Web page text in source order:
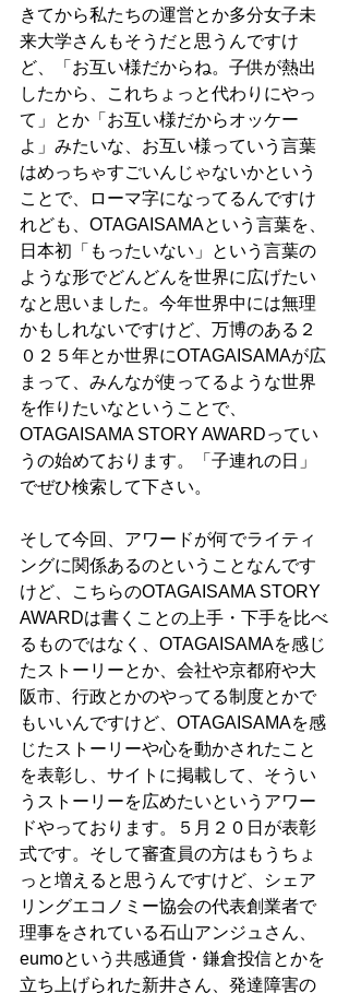
きてから私たちの運営とか多分女子未
来大学さんもそうだと思うんですけ
ど、「お互い様だからね。子供が熱出
したから、これちょっと代わりにやっ
て」とか「お互い様だからオッケー
よ」みたいな、お互い様っていう言葉
はめっちゃすごいんじゃないかという
ことで、ローマ字になってるんですけ
れども、OTAGAISAMAという言葉を、
日本初「もったいない」という言葉の
ような形でどんどんを世界に広げたい
なと思いました。今年世界中には無理
かもしれないですけど、万博のある２
０２５年とか世界にOTAGAISAMAが広
まって、みんなが使ってるような世界
を作りたいなということで、
OTAGAISAMA STORY AWARDってい
うの始めております。「子連れの日」
でぜひ検索して下さい。
そして今回、アワードが何でライティ
ングに関係あるのということなんです
けど、こちらのOTAGAISAMA STORY
AWARDは書くことの上手・下手を比べ
るものではなく、OTAGAISAMAを感じ
たストーリーとか、会社や京都府や大
阪市、行政とかのやってる制度とかで
もいいんですけど、OTAGAISAMAを感
じたストーリーや心を動かされたこと
を表彰し、サイトに掲載して、そうい
うストーリーを広めたいというアワー
ドやっております。５月２０日が表彰
式です。そして審査員の方はもうちょ
っと増えると思うんですけど、シェア
リングエコノミー協会の代表創業者で
理事をされている石山アンジュさん、
eumoという共感通貨・鎌倉投信とかを
立ち上げられた新井さん、発達障害の